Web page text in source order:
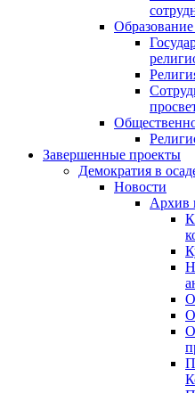
Образование
Завершенные проекты
Демократия в
Новости
Архив
О